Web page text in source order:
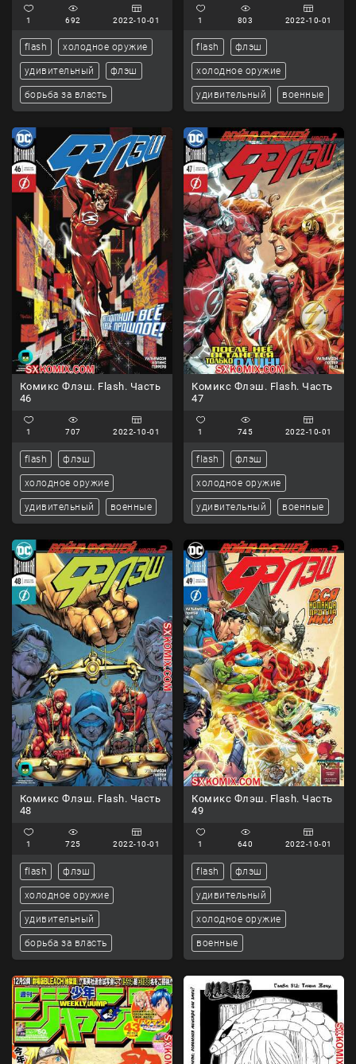
1 692 2022-10-01
flash холодное оружие
удивительный флэш
борьба за власть
1 803 2022-10-01
flash флэш
холодное оружие
удивительный военные
Комикс Флэш. Flash. Часть
46
1 707 2022-10-01
flash флэш
холодное оружие
удивительный военные
Комикс Флэш. Flash. Часть
47
1 745 2022-10-01
flash флэш
холодное оружие
удивительный военные
Комикс Флэш. Flash. Часть
48
1 725 2022-10-01
flash флэш
холодное оружие
удивительный
борьба за власть
Комикс Флэш. Flash. Часть
49
1 640 2022-10-01
flash флэш
удивительный
холодное оружие
военные